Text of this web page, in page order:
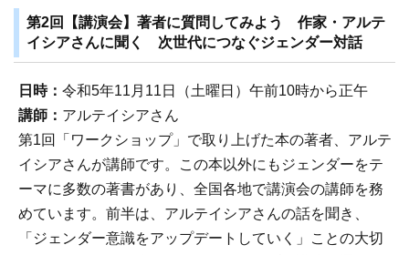
第2回【講演会】著者に質問してみよう 作家・アルテ
イシアさんに聞く 次世代につなぐジェンダー対話
日時： 令和5年11月11日（土曜日）午前10時から正午
講師： アルテイシアさん
第1回「ワークショップ」で取り上げた本の著者、アルテ
イシアさんが講師です。この本以外にもジェンダーをテ
ーマに多数の著書があり、全国各地で講演会の講師を務
めています。前半は、アルテイシアさんの話を聞き、
「ジェンダー意識をアップデートしていく」ことの大切